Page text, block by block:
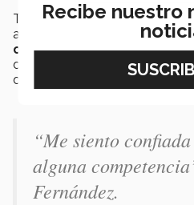
Tenerhorarios establecidos
actividades del día, dicen
crear una rutina que sea
deporte de por medio se
doble.
“Me siento
alguna
Fernández.
Recibe nuestro